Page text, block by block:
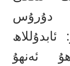
دۇرۇس
ئابدۇللاھ
ئەنھۇ